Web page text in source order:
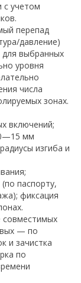
с учетом
перепад
давление)
выбранных
уровня
числа
зонах.
включений;
мм
изгиба и
паспорту,
фиксация
совместимых
— по
и зачистка
по